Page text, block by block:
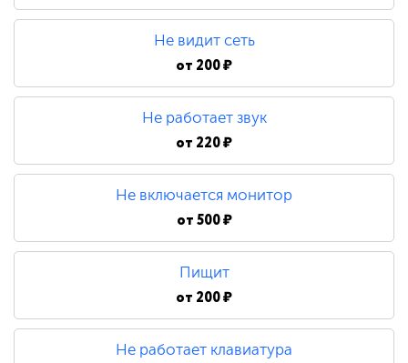
480 ₽
Замена процессора
790 ₽
Не видит сеть
от 200 ₽
Не работает звук
от 220 ₽
Не включается монитор
от500 ₽
Пищит
от 200 ₽
Не работает клавиатура